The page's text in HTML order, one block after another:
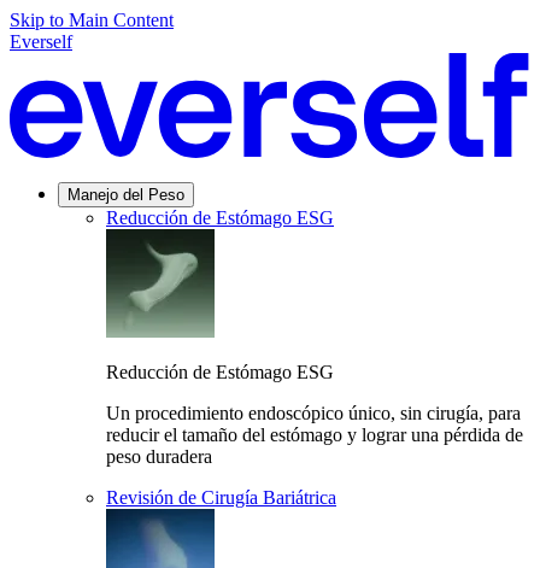
Skip to Main Content
Everself
Manejo del Peso
Reducción de Estómago ESG
Reducción de Estómago ESG
Un procedimiento endoscópico único, sin cirugía, para
reducir el tamaño del estómago y lograr una pérdida de
peso duradera
Revisión de Cirugía Bariátrica